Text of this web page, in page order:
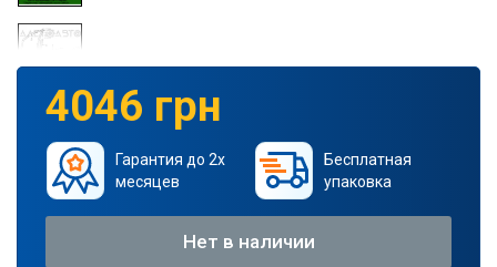
4046 грн
Гарантия до 2х
месяцев
Бесплатная
упаковка
Нет в наличии